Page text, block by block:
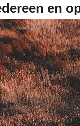
en
van ons